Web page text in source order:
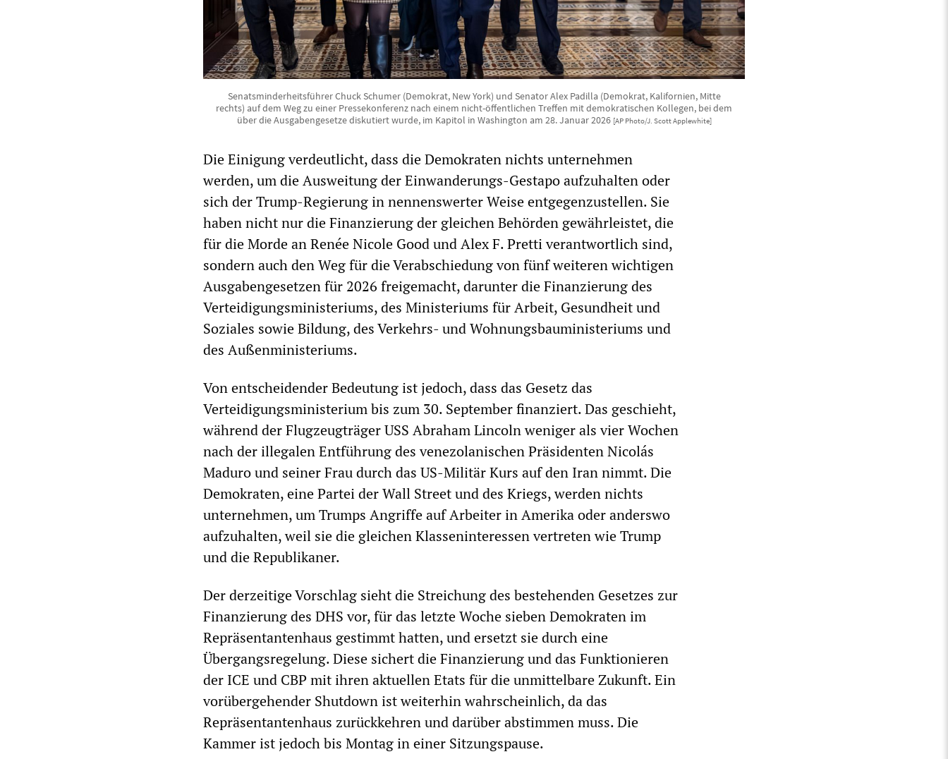
Senatsminderheitsführer Chuck Schumer (Demokrat, New York) und Senator Alex Padilla (Demokrat, Kalifornien, Mitte
rechts) auf dem Weg zu einer Pressekonferenz nach einem nicht-öffentlichen Treffen mit demokratischen Kollegen, bei dem
über die Ausgabengesetze diskutiert wurde, im Kapitol in Washington am 28. Januar 2026 [AP Photo/J. Scott Applewhite]
Die Einigung verdeutlicht, dass die Demokraten nichts unternehmen
werden, um die Ausweitung der Einwanderungs-Gestapo aufzuhalten oder
sich der Trump-Regierung in nennenswerter Weise entgegenzustellen. Sie
haben nicht nur die Finanzierung der gleichen Behörden gewährleistet, die
für die Morde an Renée Nicole Good und Alex F. Pretti verantwortlich sind,
sondern auch den Weg für die Verabschiedung von fünf weiteren wichtigen
Ausgabengesetzen für 2026 freigemacht, darunter die Finanzierung des
Verteidigungsministeriums, des Ministeriums für Arbeit, Gesundheit und
Soziales sowie Bildung, des Verkehrs- und Wohnungsbauministeriums und
des Außenministeriums.
Von entscheidender Bedeutung ist jedoch, dass das Gesetz das
Verteidigungsministerium bis zum 30. September finanziert. Das geschieht,
während der Flugzeugträger USS Abraham Lincoln weniger als vier Wochen
nach der illegalen Entführung des venezolanischen Präsidenten Nicolás
Maduro und seiner Frau durch das US-Militär Kurs auf den Iran nimmt. Die
Demokraten, eine Partei der Wall Street und des Kriegs, werden nichts
unternehmen, um Trumps Angriffe auf Arbeiter in Amerika oder anderswo
aufzuhalten, weil sie die gleichen Klasseninteressen vertreten wie Trump
und die Republikaner.
Der derzeitige Vorschlag sieht die Streichung des bestehenden Gesetzes zur
Finanzierung des DHS vor, für das letzte Woche sieben Demokraten im
Repräsentantenhaus gestimmt hatten, und ersetzt sie durch eine
Übergangsregelung. Diese sichert die Finanzierung und das Funktionieren
der ICE und CBP mit ihren aktuellen Etats für die unmittelbare Zukunft. Ein
vorübergehender Shutdown ist weiterhin wahrscheinlich, da das
Repräsentantenhaus zurückkehren und darüber abstimmen muss. Die
Kammer ist jedoch bis Montag in einer Sitzungspause.